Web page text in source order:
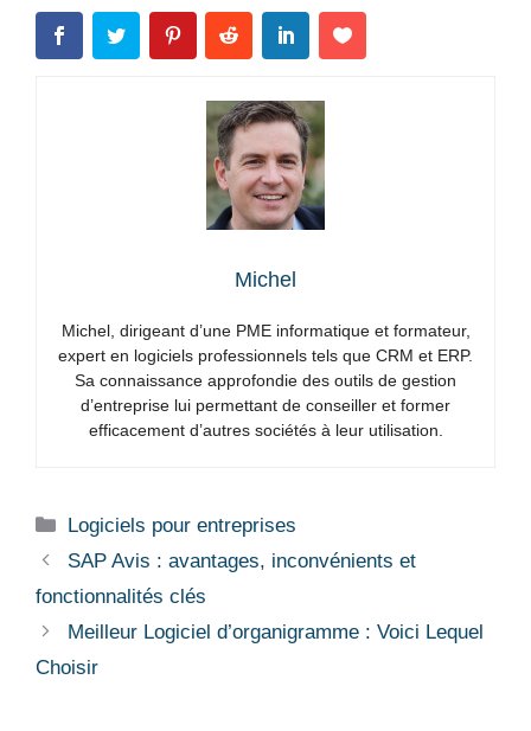
Michel
Michel, dirigeant d’une PME informatique et formateur,
expert en logiciels professionnels tels que CRM et ERP.
Sa connaissance approfondie des outils de gestion
d’entreprise lui permettant de conseiller et former
efficacement d’autres sociétés à leur utilisation.
Catégories
Logiciels pour entreprises
SAP Avis : avantages, inconvénients et
fonctionnalités clés
Meilleur Logiciel d’organigramme : Voici Lequel
Choisir